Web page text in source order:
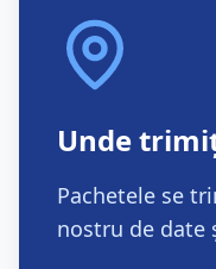
Unde
Pachetele se
nostru de date